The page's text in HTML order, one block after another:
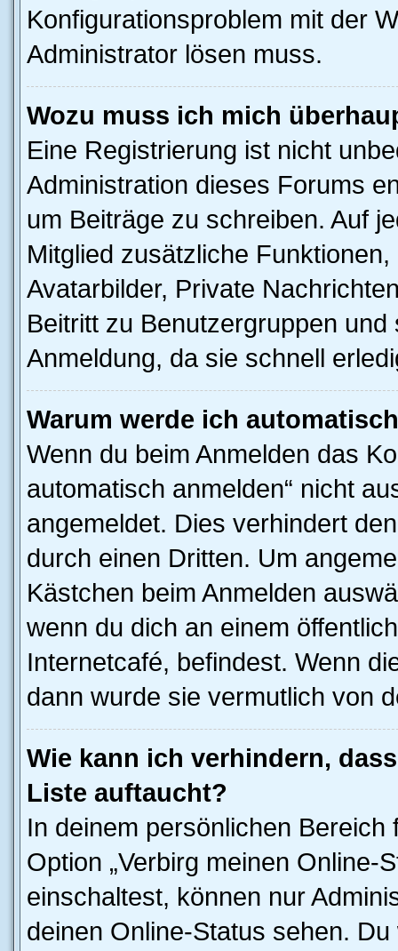
Konfigurationsproblem mit der
Administrator lösen muss.
Wozu muss ich mich
Eine Registrierung ist nicht
Administration dieses Forums
um Beiträge zu schreiben. Auf
Mitglied zusätzliche
Avatarbilder, Private
Beitritt zu Benutzergruppen
Anmeldung, da sie schnell
Warum werde ich
Wenn du beim Anmelden das
automatisch anmelden“ nicht
angemeldet. Dies verhindert
durch einen Dritten. Um
Kästchen beim Anmelden
wenn du dich an einem
Internetcafé, befindest. Wenn
dann wurde sie vermutlich von
Wie kann ich verhindern,
Liste auftaucht?
In deinem persönlichen
Option „Verbirg meinen Online-
einschaltest, können nur
deinen Online-Status sehen.